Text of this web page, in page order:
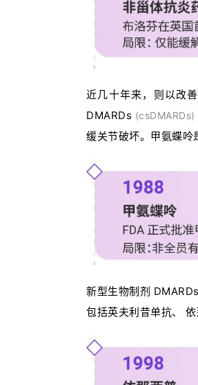
近几十年来，则以改
DMARDs (csDMARDs)
缓关节破坏。甲氨蝶呤
新型生物制剂 DMARDs
包括英夫利昔单抗、